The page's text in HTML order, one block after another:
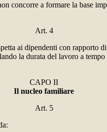
concorre a formare la base
Art. 4
ai dipendenti con rapporto
la durata del lavoro a
CAPO II
Il nucleo familiare
Art. 5